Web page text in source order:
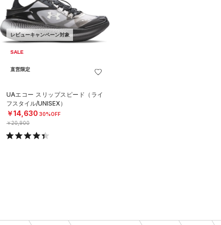
レビューキャンペーン対象
SALE
直営限定
UAエコー スリップスピード（ライ
フスタイル/UNISEX）
￥14,630 30%OFF
￥20,900